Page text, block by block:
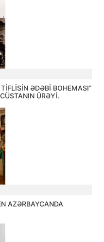
ƏDƏBİ BOHEMASI”
ÜRƏYİ.
AZƏRBAYCANDA